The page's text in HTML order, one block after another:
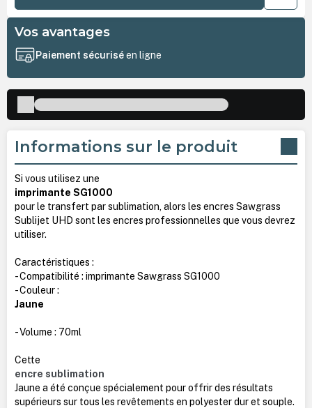
Vos avantages
Paiement sécuriséen ligne
Informations sur le produit
Si vous utilisez une
imprimante SG1000
pour le transfert par sublimation, alors les encres Sawgrass
Sublijet UHD sont les encres professionnelles que vous devrez
utiliser.
Caractéristiques :
- Compatibilité : imprimante Sawgrass SG1000
- Couleur :
Jaune
- Volume : 70ml
Cette
encre sublimation
Jaune a été conçue spécialement pour offrir des résultats
supérieurs sur tous les revêtements en polyester dur et souple.